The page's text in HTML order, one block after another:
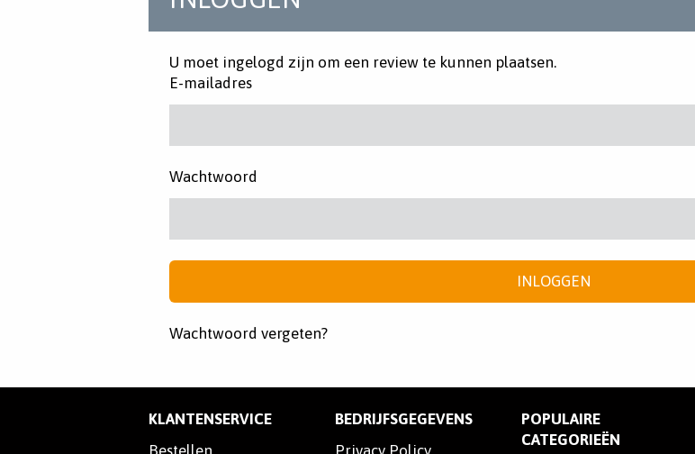
U moet ingelogd zijn om een review te kunnen plaatsen.
E-mailadres
Wachtwoord
INLOGGEN
Wachtwoord vergeten?
KLANTENSERVICE
Bestellen
BEDRIJFSGEGEVENS
Privacy Policy
POPULAIRE
CATEGORIEËN